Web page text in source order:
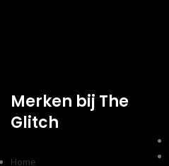
Merken bij The
Glitch
Home